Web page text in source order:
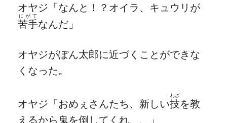
オヤジ「なんと！？オイラ、キュウリが
苦手
にがて
なんだ」
オヤジがぽん太郎に近づくことができな
くなった。
オヤジ「おめぇさんたち、新しい技
わざ
を教
えるから鬼を倒してくれ、、」